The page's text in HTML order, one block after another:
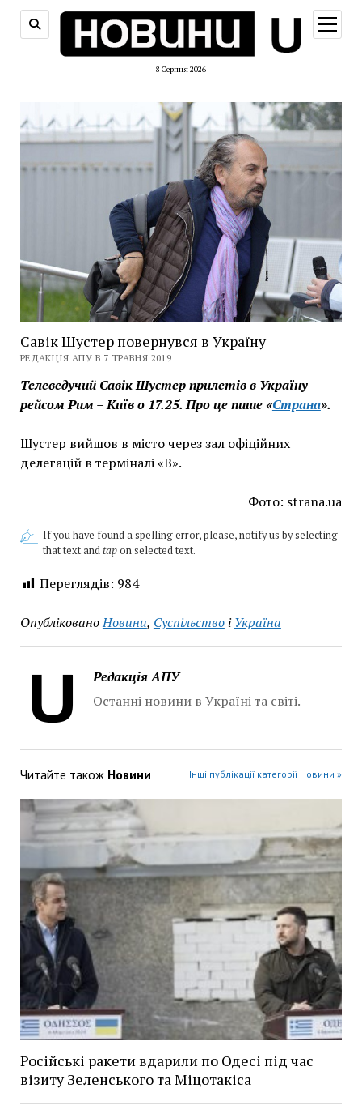
8 Серпня 2026
меню
Савік Шустер повернувся в Україну
РЕДАКЦІЯ АПУ В 7 ТРАВНЯ 2019
Телеведучий Савік Шустер прилетів в Україну
рейсом Рим – Київ о 17.25. Про це пише «Страна».
Шустер вийшов в місто через зал офіційних
делегацій в терміналі «В».
Фото: strana.ua
If you have found a spelling error, please, notify us by selecting
that text andtapon selected text.
Переглядів: 984
ОпублікованоНовини, СуспільствоіУкраїна
Редакція АПУ
Останні новини в Україні та світі.
Читайте також Новини Інші публікації категорії Новини »
Російські ракети вдарили по Одесі під час
візиту Зеленського та Міцотакіса